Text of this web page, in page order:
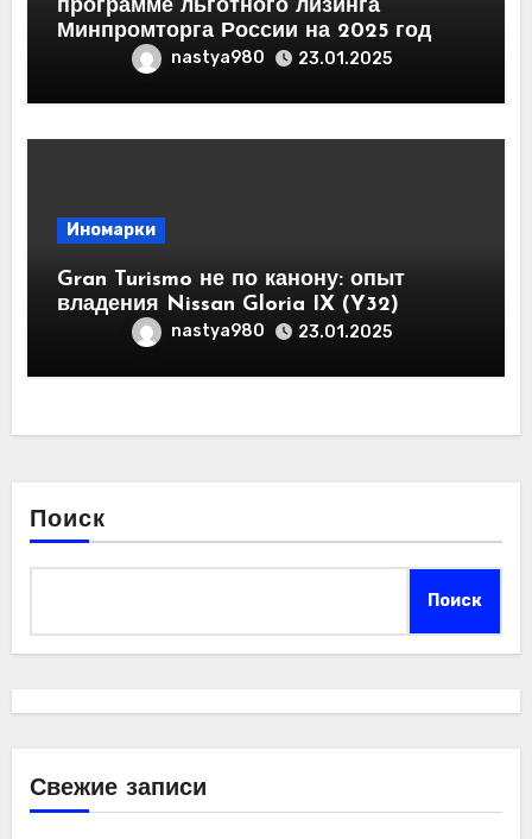
программе льготного лизинга
Минпромторга России на 2025 год
nastya980 23.01.2025
Иномарки
Gran Turismo не по канону: опыт
владения Nissan Gloria IX (Y32)
nastya980 23.01.2025
Поиск
Поиск
Свежие записи